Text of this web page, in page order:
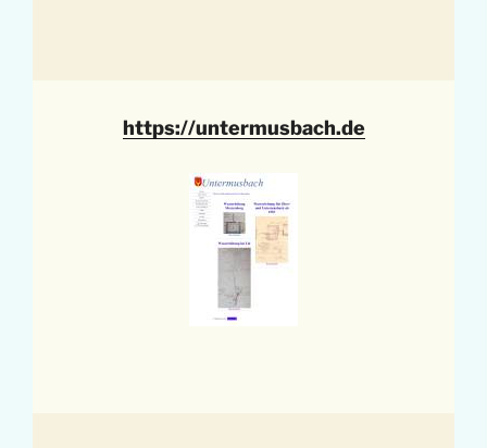
https://untermusbach.de